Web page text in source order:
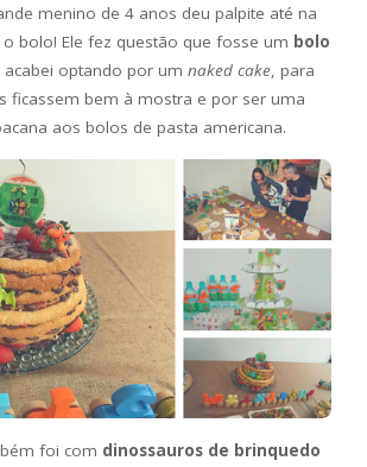
menino de 4 anos deu palpite até na
bolo! Ele fez questão que fosse um bolo
acabei optando por um naked cake, para
ficassem bem à mostra e por ser uma
aos bolos de pasta americana.
foi com dinossauros de brinquedo